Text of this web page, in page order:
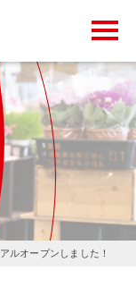
メ
ニ
ー
ボ
タ
ン
ルオープンしました！